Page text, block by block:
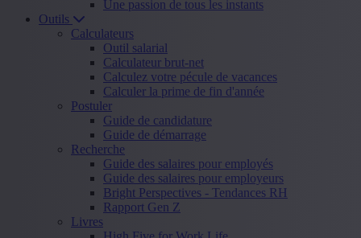
Une passion de tous les instants
Outils
Calculateurs
Outil salarial
Calculateur brut-net
Calculez votre pécule de vacances
Calculer la prime de fin d'année
Postuler
Guide de candidature
Guide de démarrage
Recherche
Guide des salaires pour employés
Guide des salaires pour employeurs
Bright Perspectives - Tendances RH
Rapport Gen Z
Livres